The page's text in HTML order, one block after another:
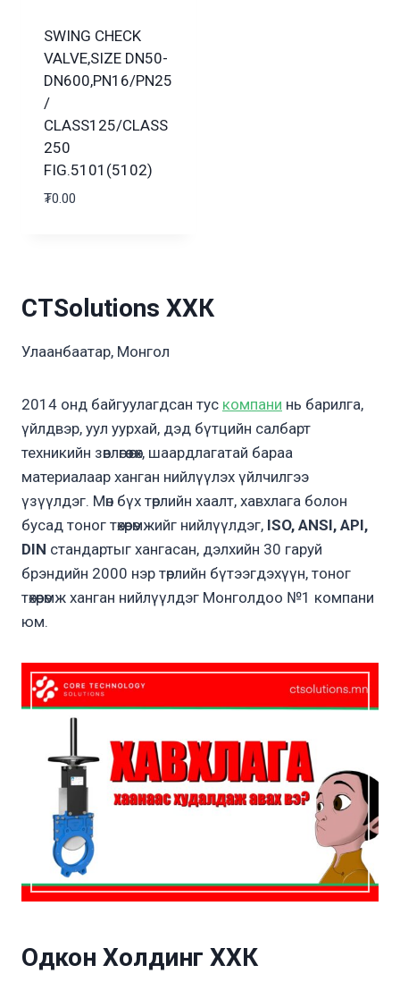
SWING CHECK
VALVE,SIZE DN50-
DN600,PN16/PN25
/
CLASS125/CLASS
250
FIG.5101(5102)
₮0.00
CTSolutions ХХК
Улаанбаатар, Монгол
2014 онд байгуулагдсан тус компани нь барилга,
үйлдвэр, уул уурхай, дэд бүтцийн салбарт
техникийн зөвлөгөө өгөх, шаардлагатай бараа
материалаар ханган нийлүүлэх үйлчилгээ
үзүүлдэг. Мөн бүх төрлийн хаалт, хавхлага болон
бусад тоног төхөөрөмжийг нийлүүлдэг, ISO, ANSI, API,
DIN стандартыг хангасан, дэлхийн 30 гаруй
брэндийн 2000 нэр төрлийн бүтээгдэхүүн, тоног
төхөөрөмж ханган нийлүүлдэг Монголдоо №1 компани
юм.
Одкон Холдинг ХХК